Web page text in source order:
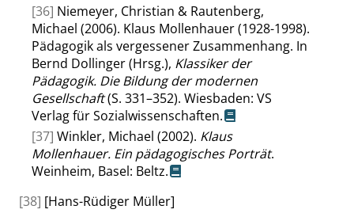
[36] Niemeyer, Christian & Rautenberg,
Michael (2006). Klaus Mollenhauer (1928-1998).
Pädagogik als vergessener Zusammenhang. In
Bernd Dollinger (Hrsg.), Klassiker der
Pädagogik. Die Bildung der modernen
Gesellschaft(S. 331–352). Wiesbaden: VS
Verlag für Sozialwissenschaften.
[37] Winkler, Michael (2002). Klaus
Mollenhauer. Ein pädagogisches Porträt.
Weinheim, Basel: Beltz.
[38] [Hans-Rüdiger Müller]